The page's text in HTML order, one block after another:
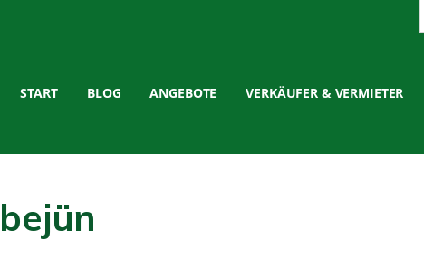
START BLOG ANGEBOTE VERKÄUFER & VERMIETER